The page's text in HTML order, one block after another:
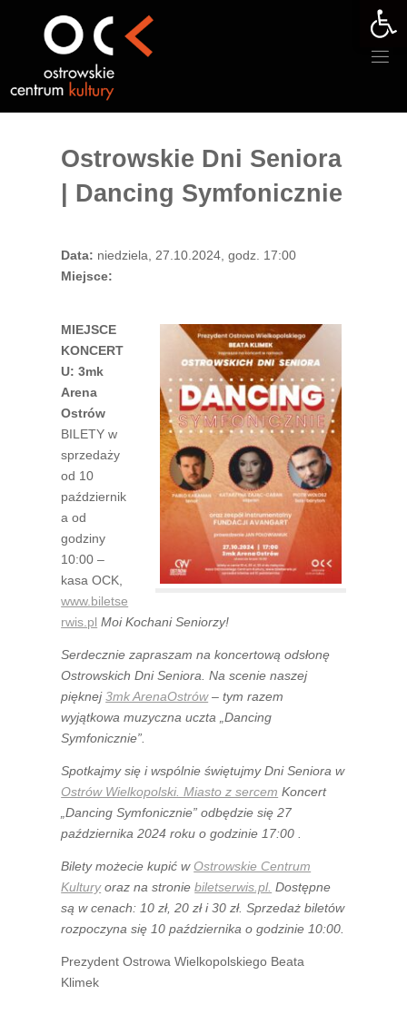
Ostrowskie Dni Seniora
| Dancing Symfonicznie
Data: niedziela, 27.10.2024, godz. 17:00
Miejsce:
MIEJSCE
KONCERT
U: 3mk
Arena
Ostrów
BILETY w
sprzedaży
od 10
październik
a od
godziny
10:00 –
kasa OCK,
www.biletse
rwis.pl Moi Kochani Seniorzy!
Serdecznie zapraszam na koncertową odsłonę
Ostrowskich Dni Seniora.Na scenie naszej
pięknej3mk ArenaOstrów– tym razem
wyjątkowa muzyczna uczta „Dancing
Symfonicznie”.
Spotkajmy się i wspólnie świętujmy Dni Seniora w
Ostrów Wielkopolski. Miasto z sercem Koncert
„Dancing Symfonicznie” odbędzie się 27
października 2024 roku o godzinie 17:00
Bilety możecie kupić w Ostrowskie Centrum
Kulturyoraz na stroniebiletserwis.pl. Dostępne
są w cenach: 10 zł, 20 zł i 30 zł. Sprzedaż biletów
rozpoczyna się 10 października o godzinie 10:00.
Prezydent Ostrowa Wielkopolskiego Beata
Klimek